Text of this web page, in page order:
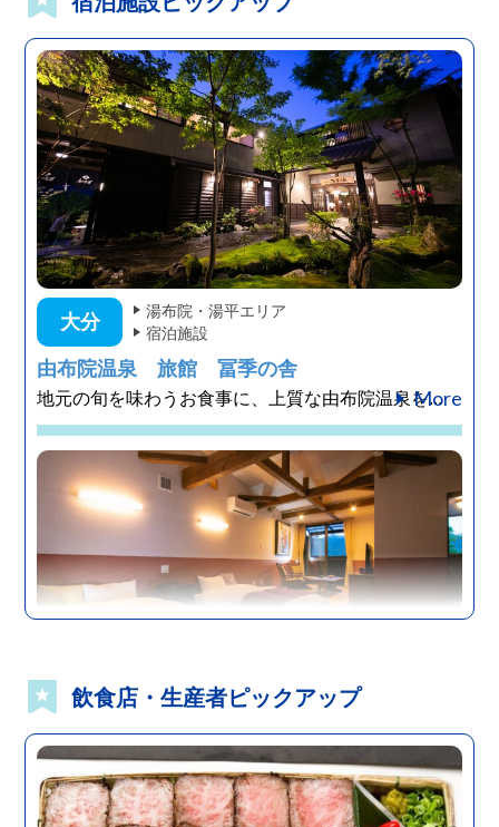
大分
湯布院・湯平エリア
宿泊施設
由布院温泉 旅館 冨季の舎
地元の旬を味わうお食事に、上質な由布院温泉を...
More
大分
湯布院・湯平エリア
宿泊施設
由布院ZEN
飲食店・生産者ピックアップ